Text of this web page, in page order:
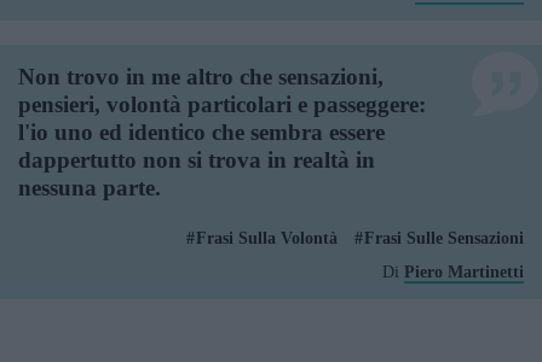
Non trovo in me altro che sensazioni,
pensieri, volontà particolari e passeggere:
l'io uno ed identico che sembra essere
dappertutto non si trova in realtà in
nessuna parte.
Frasi Sulla Volontà
Frasi Sulle Sensazioni
Di Piero Martinetti